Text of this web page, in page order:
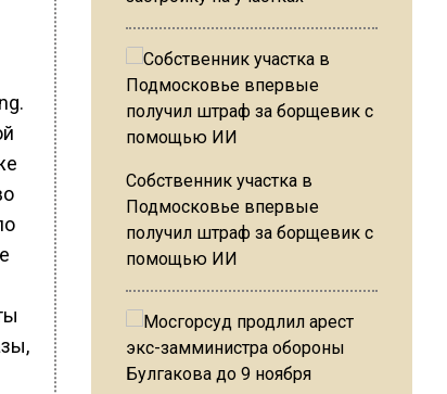
Собственник участка в
Подмосковье впервые
получил штраф за борщевик с
помощью ИИ